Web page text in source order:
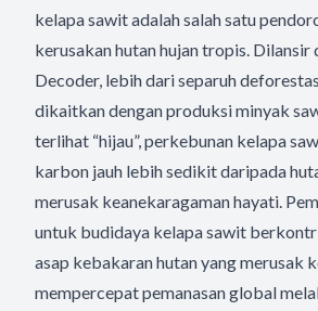
kelapa sawit adalah salah satu
kerusakan hutan hujan tropis. Dilansir
Decoder, lebih dari separuh
dikaitkan dengan produksi minyak
terlihat “hijau”, perkebunan kelapa
karbon jauh lebih sedikit daripada
merusak keanekaragaman hayati.
untuk budidaya kelapa sawit
asap kebakaran hutan yang merusak
mempercepat pemanasan global